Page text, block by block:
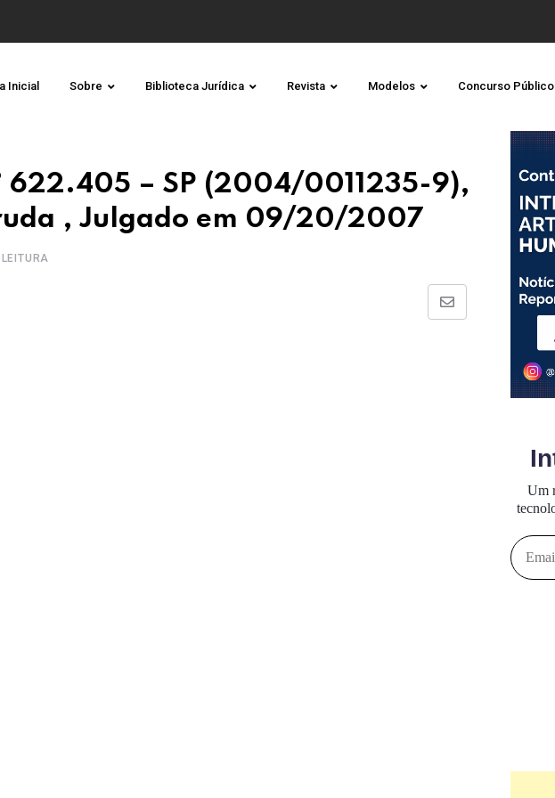
Inicial Sobre Biblioteca Jurídica Revista Modelos Concurso Público
622.405 – SP (2004/0011235-9),
, Julgado em 09/20/2007
Share